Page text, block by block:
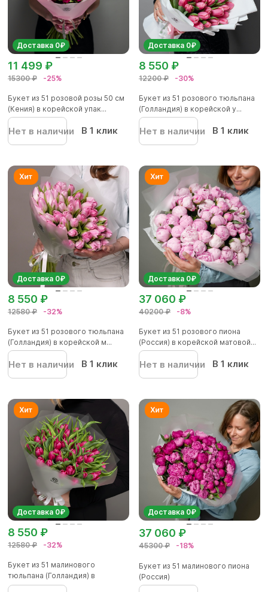
Доставка 0₽
15300 ₽ -25%
11 499 ₽
Букет из 51 розовой розы 50 см
(Кения) в корейской упак...
Нет в наличии В 1 клик
Доставка 0₽
12200 ₽ -30%
8 550 ₽
Букет из 51 розового тюльпана
(Голландия) в корейской у...
Нет в наличии В 1 клик
Доставка 0₽
12580 ₽ -32%
8 550 ₽
Букет из 51 розового тюльпана
(Голландия) в корейской м...
Нет в наличии В 1 клик
Доставка 0₽
40200 ₽ -8%
37 060 ₽
Букет из 51 розового пиона
(Россия) в корейской матовой...
Нет в наличии В 1 клик
Доставка 0₽
12580 ₽ -32%
8 550 ₽
Букет из 51 малинового
тюльпана (Голландия) в
корейской...
Доставка 0₽
45300 ₽ -18%
37 060 ₽
Букет из 51 малинового пиона
(Россия)